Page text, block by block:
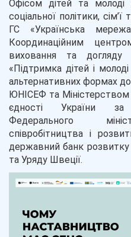
Офісом дітей та молоді
соціальної політики,
ГС «Українська
Координаційним
виховання та
«Підтримка дітей і
альтернативних формах
ЮНІСЕФ та Міністерством
єдності України за
Федерального
співробітництва і
державний банк
та Уряду Швеції.